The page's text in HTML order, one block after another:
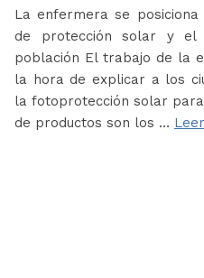
La enfermera se
de protección solar y
población El trabajo de la
la hora de explicar a los
la fotoprotección solar
de productos son los …